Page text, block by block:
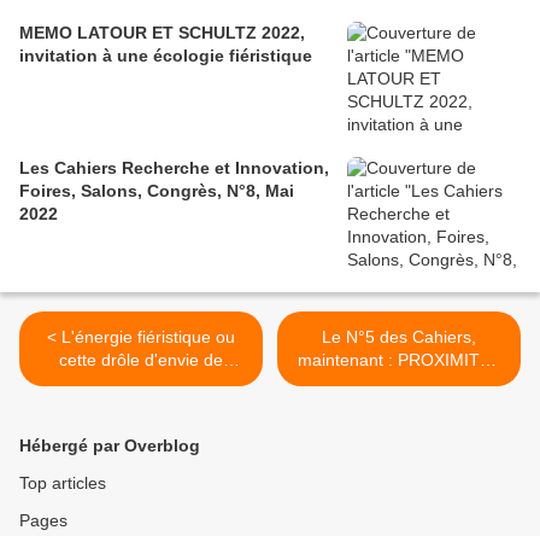
MEMO LATOUR ET SCHULTZ 2022,
invitation à une écologie fiéristique
Les Cahiers Recherche et Innovation,
Foires, Salons, Congrès, N°8, Mai
2022
< L'énergie fiéristique ou
cette drôle d'envie de
manger le monde
Le N°5 des Cahiers,
maintenant : PROXIMITES
>
Hébergé par Overblog
Top articles
Pages